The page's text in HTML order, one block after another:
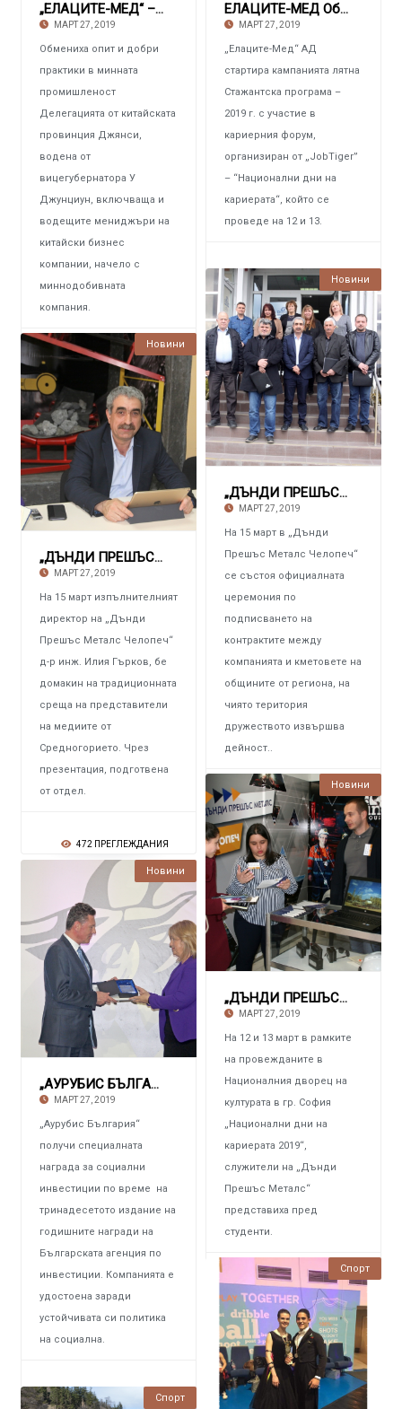
„ЕЛАЦИТЕ-MЕД“ – ЧАСТ ОТ ГРУПАТА ФИРМИ „ГЕОТЕХ
МАРТ 27, 2019
Обмениха опит и добри
практики в минната
промишленост
Делегацията от китайската
провинция Джянси,
водена от
вицегубернатора У
Джунциун, включваща и
водещите мениджъри на
китайски бизнес
компании, начело с
миннодобивната
компания.
508 ПРЕГЛЕЖДАНИЯ
ЕЛАЦИТЕ-МЕД Обяви Стажантска програма – 201
МАРТ 27, 2019
„Елаците-Мед“ АД
стартира кампанията лятна
Стажантска програма –
2019 г. с участие в
кариерния форум,
организиран от „JobTiger”
– “Национални дни на
кариерата“, който се
проведе на 12 и 13.
473 ПРЕГЛЕЖДАНИЯНовини
„ДЪНДИ ПРЕШЪС МЕТЛАС“ Подписа договори с о
МАРТ 27, 2019
На 15 март в „Дънди
Прешъс Металс Челопеч“
се състоя официалната
церемония по
подписването на
контрактите между
компанията и кметовете на
общините от региона, на
чиято територия
дружеството извършва
дейност..
452 ПРЕГЛЕЖДАНИЯ
Новини
„ДЪНДИ ПРЕШЪС МЕТАЛС“ Произведе първи концен
МАРТ 27, 2019
На 15 март изпълнителният
директор на „Дънди
Прешъс Металс Челопеч“
д-р инж. Илия Гърков, бе
домакин на традиционната
среща на представители
на медиите от
Средногорието. Чрез
презентация, подготвена
от отдел.
472 ПРЕГЛЕЖДАНИЯ
Новини
„ДЪНДИ ПРЕШЪС МЕТАЛС“ Представи предложеният
МАРТ 27, 2019
На 12 и 13 март в рамките
на провежданите в
Националния дворец на
културата в гр. София
„Национални дни на
кариерата 2019“,
служители на „Дънди
Прешъс Металс“
представиха пред
студенти.
461 ПРЕГЛЕЖДАНИЯ
Новини
„АУРУБИС БЪЛГАРИЯ” Удостоена с наградата за
МАРТ 27, 2019
„Аурубис България“
получи специалната
награда за социални
инвестиции по време на
тринадесетото издание на
годишните награди на
Българската агенция по
инвестиции. Компанията е
удостоена заради
устойчивата си политика
на социална.
466 ПРЕГЛЕЖДАНИЯ
Спорт
Спорт